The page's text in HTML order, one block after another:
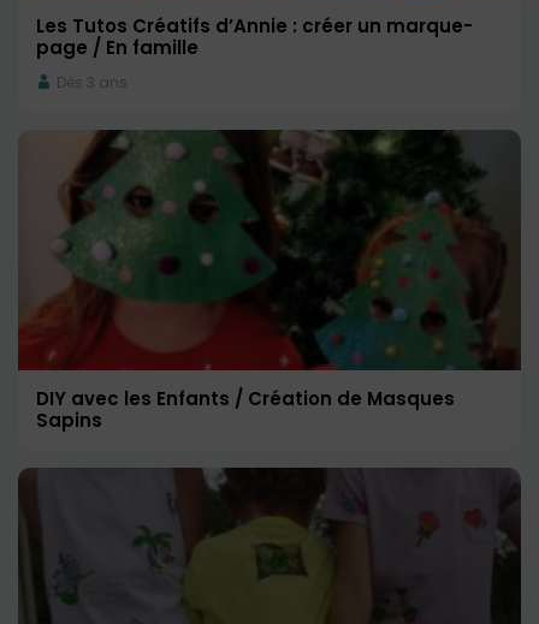
Les Tutos Créatifs d’Annie : créer un marque-
page / En famille
Dès 3 ans
DIY avec les Enfants / Création de Masques
Sapins